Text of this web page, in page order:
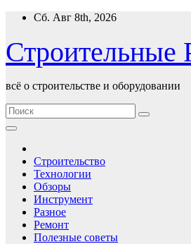
Перейти
содержимому
Сб. Авг 8th, 2026
Строительные
всё о строительстве и оборудовании
Строительство
Технологии
Обзоры
Инструмент
Разное
Ремонт
Полезные советы